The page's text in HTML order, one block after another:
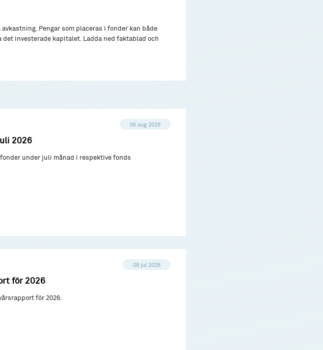
Pengar som placeras i fonder kan både
investerade kapitalet. Ladda ned faktablad och
06 aug 2026
2026
under juli månad i respektive fonds
08 jul 2026
för 2026
för 2026.